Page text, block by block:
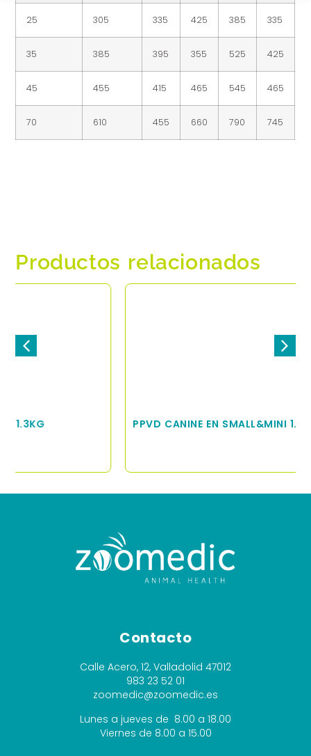
25 305 335 425 385 335
35 385 395 355 525 425
45 455 415 465 545 465
70 610 455 660 790 745
Productos relacionados
PPVD CANINE EN SMALL&MINI 1.5KG
Contacto
Calle Acero, 12, Valladolid 47012
983 23 52 01
zoomedic@zoomedic.es
Lunes a jueves de 8.00 a 18.00
Viernes de 8.00 a 15.00